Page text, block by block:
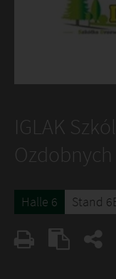
IGLAK
Ozdobnych
Halle 6 Stand